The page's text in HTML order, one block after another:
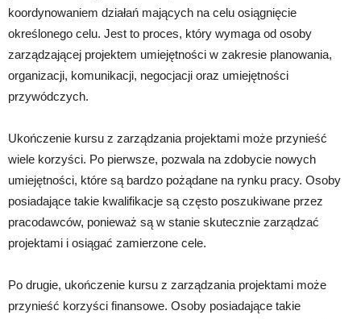
koordynowaniem działań mających na celu osiągnięcie
określonego celu. Jest to proces, który wymaga od osoby
zarządzającej projektem umiejętności w zakresie planowania,
organizacji, komunikacji, negocjacji oraz umiejętności
przywódczych.
Ukończenie kursu z zarządzania projektami może przynieść
wiele korzyści. Po pierwsze, pozwala na zdobycie nowych
umiejętności, które są bardzo pożądane na rynku pracy. Osoby
posiadające takie kwalifikacje są często poszukiwane przez
pracodawców, ponieważ są w stanie skutecznie zarządzać
projektami i osiągać zamierzone cele.
Po drugie, ukończenie kursu z zarządzania projektami może
przynieść korzyści finansowe. Osoby posiadające takie